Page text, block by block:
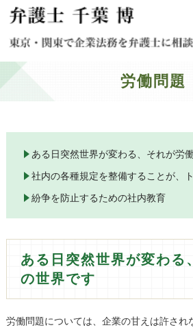
労働問題
ある日突然世界が変わる、それが労
社内の各種規定を整備することが、
紛争を防止するための社内教育
ある日突然世界が変わる
の世界です
労働問題については、企業の甘えは許され